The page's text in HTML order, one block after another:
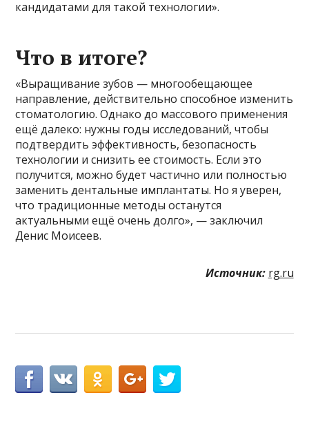
кандидатами для такой технологии».
Что в итоге?
«Выращивание зубов — многообещающее
направление, действительно способное изменить
стоматологию. Однако до массового применения
ещё далеко: нужны годы исследований, чтобы
подтвердить эффективность, безопасность
технологии и снизить ее стоимость. Если это
получится, можно будет частично или полностью
заменить дентальные имплантаты. Но я уверен,
что традиционные методы останутся
актуальными ещё очень долго», — заключил
Денис Моисеев.
Источник: rg.ru